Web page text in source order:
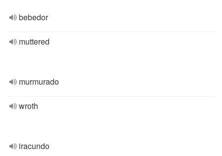
bebedor
muttered
murmurado
wroth
iracundo